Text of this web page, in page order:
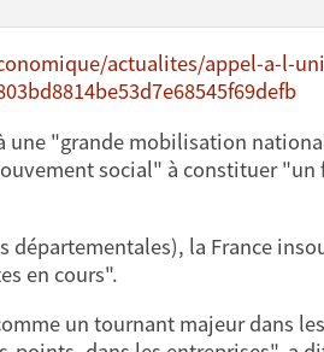
actualites/appel-a-l-
"grande mobilisation
social" à constituer "un
départementales), la France
en cours".
un tournant majeur dans